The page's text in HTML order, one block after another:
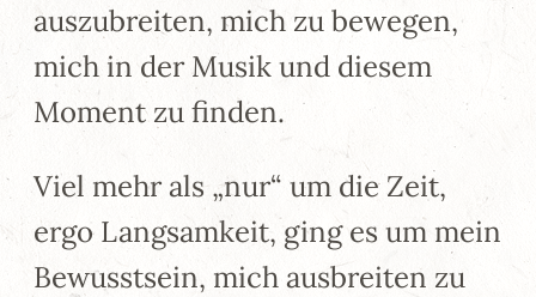
auszubreiten, mich zu bewegen,
mich in der Musik und diesem
Moment zu finden.
Viel mehr als „nur“ um die Zeit,
ergo Langsamkeit, ging es um mein
Bewusstsein, mich ausbreiten zu